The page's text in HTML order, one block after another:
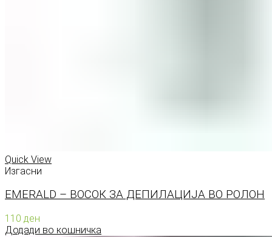
Quick View
Изгасни
EMERALD – ВОСОК ЗА ДЕПИЛАЦИЈА ВО РОЛОН
110 ден
Додади во кошничка